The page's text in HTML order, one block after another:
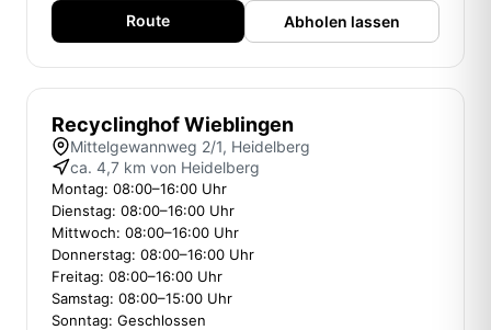
Route Abholen lassen
Recyclinghof Wieblingen
Mittelgewannweg 2/1, Heidelberg
ca. 4,7 km von Heidelberg
Montag: 08:00–16:00 Uhr
Dienstag: 08:00–16:00 Uhr
Mittwoch: 08:00–16:00 Uhr
Donnerstag: 08:00–16:00 Uhr
Freitag: 08:00–16:00 Uhr
Samstag: 08:00–15:00 Uhr
Sonntag: Geschlossen